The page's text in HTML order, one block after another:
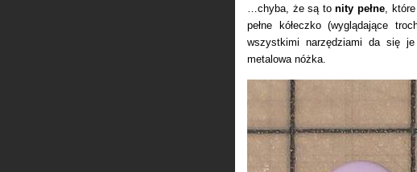
…chyba, że są tonity pełne,
pełne kółeczko (wyglądające
wszystkimi narzędziami da się
metalowa nóżka.